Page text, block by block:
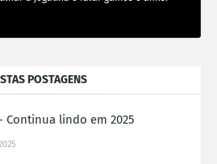
POSTAGENS
Continua lindo em 2025